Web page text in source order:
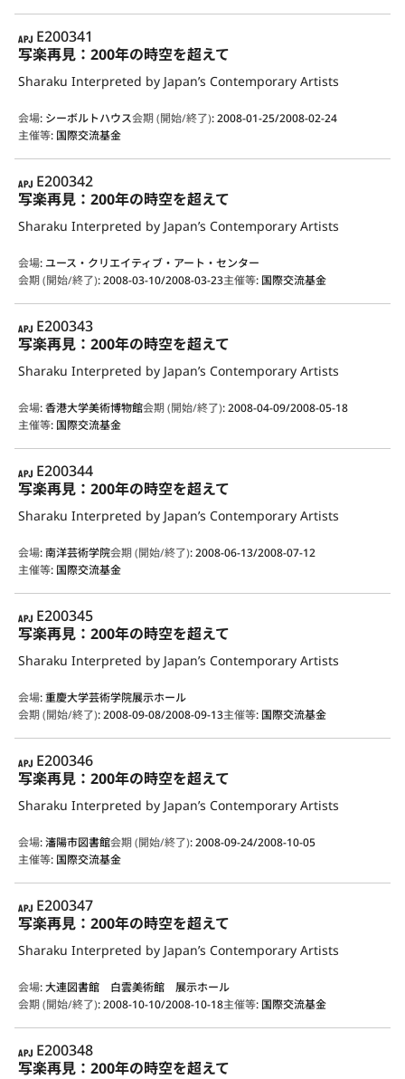
APJ
E200341
写楽再見：200年の時空を超えて
Sharaku Interpreted by Japan’s Contemporary Artists
会場: シーボルトハウス会期 (開始/終了):2008-01-25/2008-02-24
主催等: 国際交流基金
APJ
E200342
写楽再見：200年の時空を超えて
Sharaku Interpreted by Japan’s Contemporary Artists
会場: ユース・クリエイティブ・アート・センター
会期 (開始/終了):2008-03-10/2008-03-23主催等: 国際交流基金
APJ
E200343
写楽再見：200年の時空を超えて
Sharaku Interpreted by Japan’s Contemporary Artists
会場:香港大学美術博物館会期 (開始/終了):2008-04-09/2008-05-18
主催等: 国際交流基金
APJ
E200344
写楽再見：200年の時空を超えて
Sharaku Interpreted by Japan’s Contemporary Artists
会場:南洋芸術学院会期 (開始/終了):2008-06-13/2008-07-12
主催等: 国際交流基金
APJ
E200345
写楽再見：200年の時空を超えて
Sharaku Interpreted by Japan’s Contemporary Artists
会場:重慶大学芸術学院展示ホール
会期 (開始/終了):2008-09-08/2008-09-13主催等: 国際交流基金
APJ
E200346
写楽再見：200年の時空を超えて
Sharaku Interpreted by Japan’s Contemporary Artists
会場:瀋陽市図書館会期 (開始/終了):2008-09-24/2008-10-05
主催等: 国際交流基金
APJ
E200347
写楽再見：200年の時空を超えて
Sharaku Interpreted by Japan’s Contemporary Artists
会場:大連図書館 白雲美術館 展示ホール
会期 (開始/終了):2008-10-10/2008-10-18主催等: 国際交流基金
APJ
E200348
写楽再見：200年の時空を超えて